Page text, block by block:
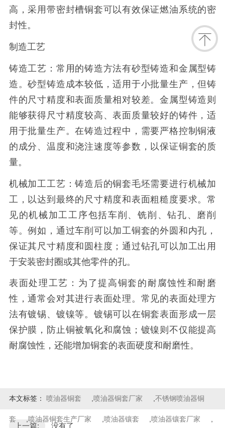
高，采用带密封槽铜套可以有效保证燃油系统的密
封性。
制造工艺
铸造工艺：常用的铸造方法有砂型铸造和金属型铸
造。砂型铸造成本较低，适用于小批量生产，但铸
件的尺寸精度和表面质量相对较差。金属型铸造则
能够获得尺寸精度较高、表面质量较好的铸件，适
用于批量生产。在铸造过程中，需要严格控制铜液
的成分、温度和浇注速度等参数，以保证铜套的质
量。
机械加工工艺：铸造后的铜套毛坯需要进行机械加
工，以达到最终的尺寸精度和表面粗糙度要求。常
见的机械加工工序包括车削、铣削、钻孔、磨削
等。例如，通过车削可以加工铜套的外圆和内孔，
保证其尺寸精度和圆柱度；通过钻孔可以加工出用
于安装密封圈或其他零件的孔。
表面处理工艺：为了提高铜套的耐腐蚀性和耐磨
性，通常会对其进行表面处理。常见的表面处理方
法有镀锡、镀镍等。镀锡可以在铜套表面形成一层
保护膜，防止铜被氧化和腐蚀；镀镍则不仅能提高
耐腐蚀性，还能增加铜套的表面硬度和耐磨性。
本文标签： 喷油器铜套 ,喷油器铜套厂家 ,不锈钢喷油器铜
套 ,喷油器铜套生产厂家 ,喷油器镶套 ,喷油器镶套厂家 ,
上一篇: 没有了